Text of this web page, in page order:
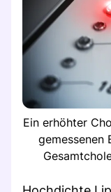
Ein erhöhter
gemessenen